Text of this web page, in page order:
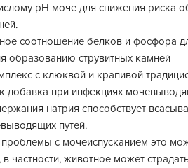
рН моче для снижения риска
соотношение белков и фосфора
образованию струвитных камней
с клюквой и крапивой
добавка при инфекциях
натрия способствует
путей.
проблемы с мочеиспусканием это
частности, животное может